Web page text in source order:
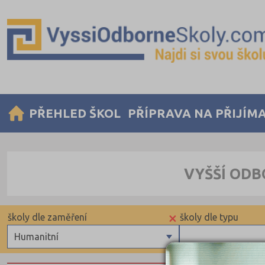
PŘEHLED ŠKOL PŘÍPRAVA NA
VYŠŠÍ
školy dle typu
×
Humanitní
školy dle zaměření